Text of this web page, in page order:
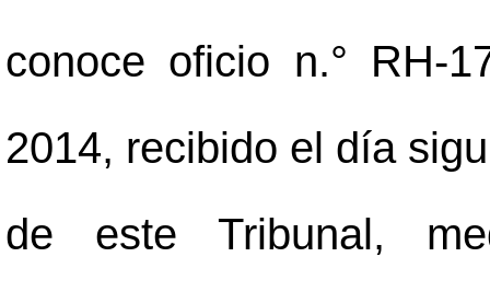
conoce oficio n.° RH-
2014, recibido el día
de este Tribunal,